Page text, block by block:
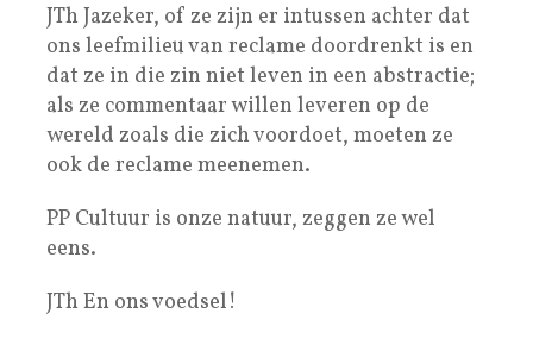
JTh Jazeker, of ze zijn er intussen achter dat
ons leefmilieu van reclame doordrenkt is en
dat ze in die zin niet leven in een abstractie;
als ze commentaar willen leveren op de
wereld zoals die zich voordoet, moeten ze
ook de reclame meenemen.
PP Cultuur is onze natuur, zeggen ze wel
eens.
JTh En ons voedsel!